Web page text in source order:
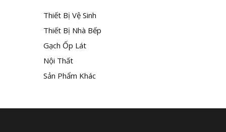
Thiết Bị Vệ Sinh
Thiết Bị Nhà Bếp
Gạch Ốp Lát
Nội Thất
Sản Phẩm Khác